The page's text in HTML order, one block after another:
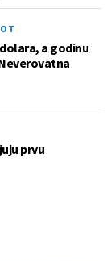
a godinu
prvu